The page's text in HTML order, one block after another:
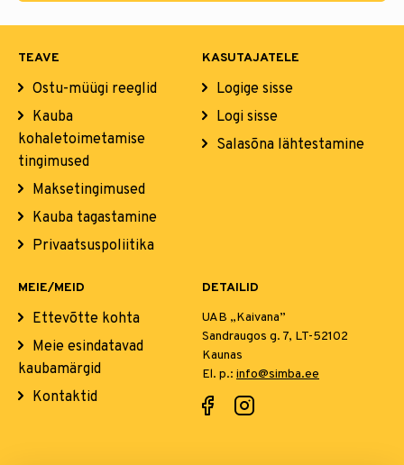
TEAVE
Ostu-müügi reeglid
Kauba
kohaletoimetamise
tingimused
Maksetingimused
Kauba tagastamine
Privaatsuspoliitika
KASUTAJATELE
Logige sisse
Logi sisse
Salasõna lähtestamine
MEIE/MEID
Ettevõtte kohta
Meie esindatavad
kaubamärgid
Kontaktid
DETAILID
UAB „Kaivana”
Sandraugos g. 7, LT-52102
Kaunas
El. p.: info@simba.ee